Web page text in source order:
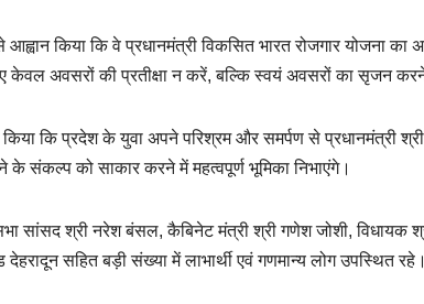
किया कि वे प्रधानमंत्री विकसित भारत रोजगार योजना
केवल अवसरों की प्रतीक्षा न करें, बल्कि स्वयं अवसरों का सृजन
किया कि प्रदेश के युवा अपने परिश्रम और समर्पण से प्रधानमंत्री
के संकल्प को साकार करने में महत्वपूर्ण भूमिका निभाएंगे।
सांसद श्री नरेश बंसल, कैबिनेट मंत्री श्री गणेश जोशी, विधायक
देहरादून सहित बड़ी संख्या में लाभार्थी एवं गणमान्य लोग उपस्थित रहे।